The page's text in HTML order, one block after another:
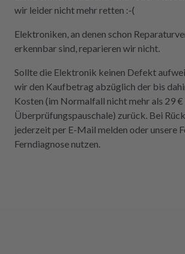
wir leider nicht mehr retten :-(
Elektroniken, an denen schon
erkennbar sind, reparieren wir nicht.
Sollte die Elektronik keinen Defekt
wir den Kaufbetrag abzüglich der bis
Kosten (im Normalfall nicht mehr als 29 €
Überprüfungspauschale) zurück. Bei
jederzeit per E-Mail melden oder unsere
Ferndiagnose nutzen.